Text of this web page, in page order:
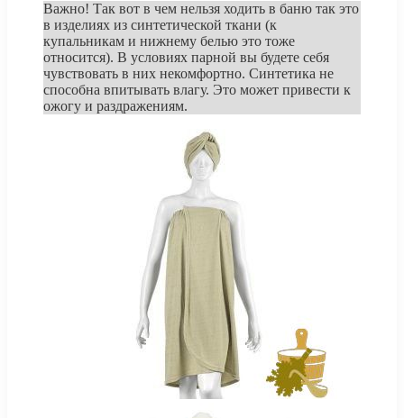
Важно! Так вот в чем нельзя ходить в баню так это
в изделиях из синтетической ткани (к
купальникам и нижнему белью это тоже
относится). В условиях парной вы будете себя
чувствовать в них некомфортно. Синтетика не
способна впитывать влагу. Это может привести к
ожогу и раздражениям.